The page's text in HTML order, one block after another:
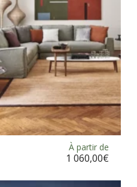
Ce
À partir de
1 060,00€